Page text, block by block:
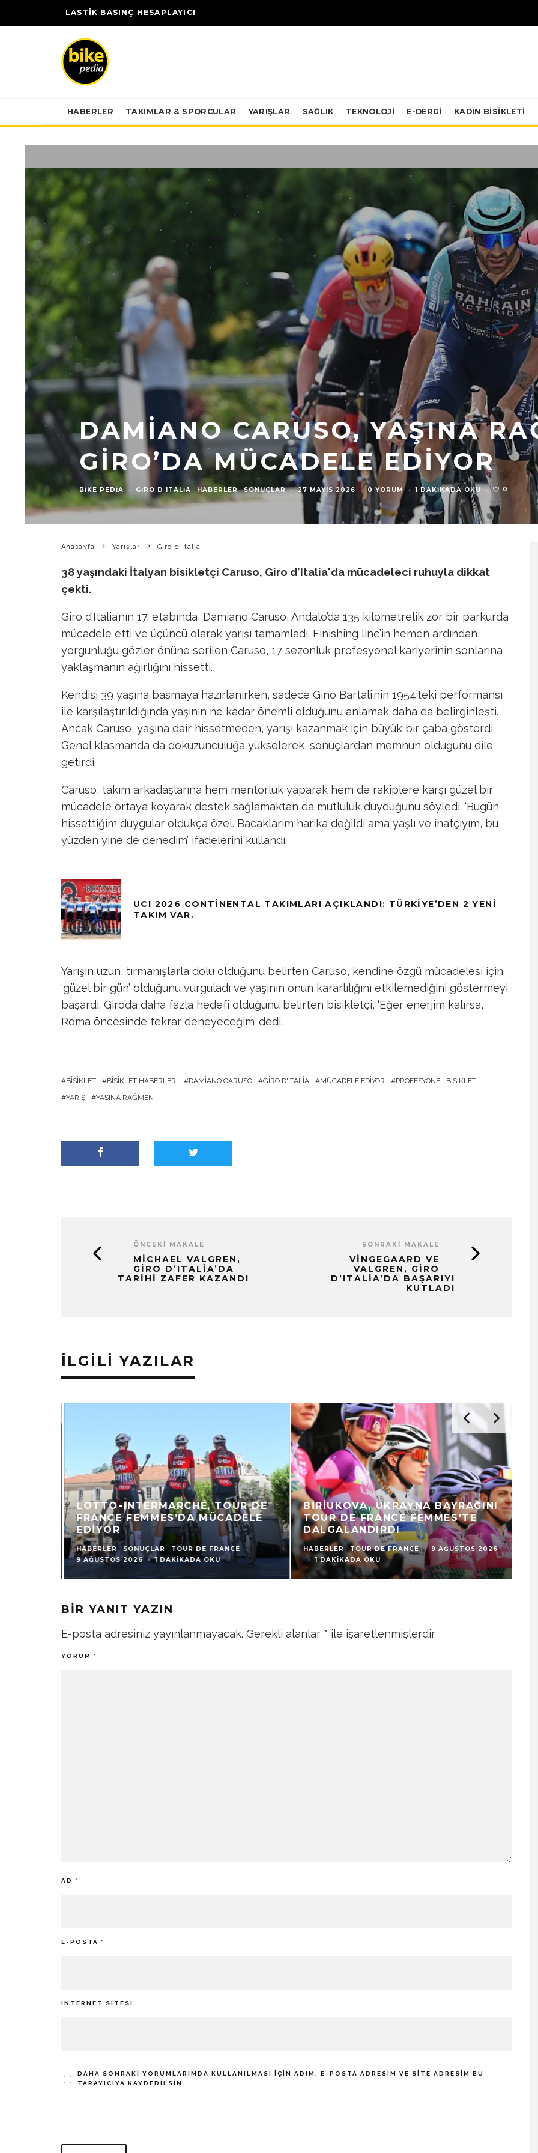
LASTİK BASINÇ HESAPLAYICI
HABERLER TAKIMLAR & SPORCULAR YARIŞLAR SAĞLIK TEKNOLOJI E-DERGİ KADIN BISIKLETI
DAMIANO CARUSO, YAŞINA
GIRO’DA MÜCADELE EDIYOR
BIKE PEDIA · GIRO D ITALIA HABERLER SONUÇLAR · 27 MAYIS 2026 · 0 YORUM · 1 DAKIKADA OKU · 0
Anasayfa Yarışlar Giro d Italia
38 yaşındaki İtalyan bisikletçi Caruso, Giro d'Italia'da mücadeleci ruhuyla dikkat
çekti.
Giro d’Italia’nın 17. etabında, Damiano Caruso, Andalo’da 135 kilometrelik zor bir parkurda
mücadele etti ve üçüncü olarak yarışı tamamladı. Finishing line’in hemen ardından,
yorgunluğu gözler önüne serilen Caruso, 17 sezonluk profesyonel kariyerinin sonlarına
yaklaşmanın ağırlığını hissetti.
Kendisi 39 yaşına basmaya hazırlanırken, sadece Gino Bartali’nin 1954’teki performansı
ile karşılaştırıldığında yaşının ne kadar önemli olduğunu anlamak daha da belirginleşti.
Ancak Caruso, yaşına dair hissetmeden, yarışı kazanmak için büyük bir çaba gösterdi.
Genel klasmanda da dokuzunculuğa yükselerek, sonuçlardan memnun olduğunu dile
getirdi.
Caruso, takım arkadaşlarına hem mentorluk yaparak hem de rakiplere karşı güzel bir
mücadele ortaya koyarak destek sağlamaktan da mutluluk duyduğunu söyledi. ‘Bugün
hissettiğim duygular oldukça özel. Bacaklarım harika değildi ama yaşlı ve inatçıyım, bu
yüzden yine de denedim’ ifadelerini kullandı.
UCI 2026 CONTINENTAL TAKIMLARI AÇIKLANDI: TÜRKIYE’DEN 2 YENI
TAKIM VAR.
Yarışın uzun, tırmanışlarla dolu olduğunu belirten Caruso, kendine özgü mücadelesi için
‘güzel bir gün’ olduğunu vurguladı ve yaşının onun kararlılığını etkilemediğini göstermeyi
başardı. Giro’da daha fazla hedefi olduğunu belirten bisikletçi, ‘Eğer enerjim kalırsa,
Roma öncesinde tekrar deneyeceğim’ dedi.
BISIKLET BISIKLET HABERLERI DAMIANO CARUSO GIRO D'ITALIA MÜCADELE EDIYOR
PROFESYONEL BISIKLET
YARIŞ
YAŞINA RAĞMEN
ÖNCEKI MAKALE
MICHAEL VALGREN,
GIRO D’ITALIA’DA
TARIHI ZAFER KAZANDI
SONRAKI MAKALE
VINGEGAARD VE
VALGREN, GIRO
D’ITALIA’DA BAŞARIYI
KUTLADI
İLGILI YAZILAR
LOTTO-INTERMARCHÉ, TOUR DE
FRANCE FEMMES’DA MÜCADELE
EDIYOR
HABERLER SONUÇLAR TOUR DE FRANCE
9 AĞUSTOS 2026
1 DAKIKADA OKU
BIRIUKOVA, UKRAYNA BAYRAĞINI
TOUR DE FRANCE FEMMES’TE
DALGALANDIRDI
HABERLER TOUR DE FRANCE ·
9 AĞUSTOS 2026
·
1 DAKIKADA OKU
BIR YANIT YAZIN
E-posta adresiniz yayınlanmayacak. Gerekli alanlar * ile işaretlenmişlerdir
YORUM *
AD *
E-POSTA *
İNTERNET SITESI
DAHA SONRAKI YORUMLARIMDA KULLANILMASI IÇIN ADIM, E-POSTA ADRESIM VE SITE ADRESIM BU
TARAYICIYA KAYDEDILSIN.